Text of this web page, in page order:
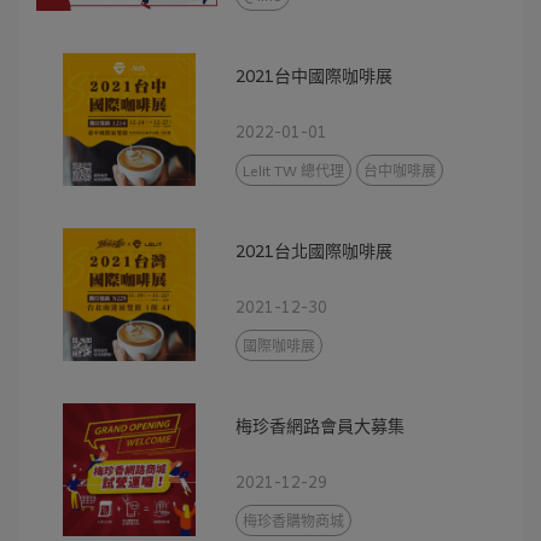
2021台中國際咖啡展
2022-01-01
Lelit TW 總代理 台中咖啡展
2021台北國際咖啡展
2021-12-30
國際咖啡展
梅珍香網路會員大募集
2021-12-29
梅珍香購物商城